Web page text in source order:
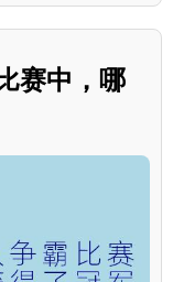
赛中，哪